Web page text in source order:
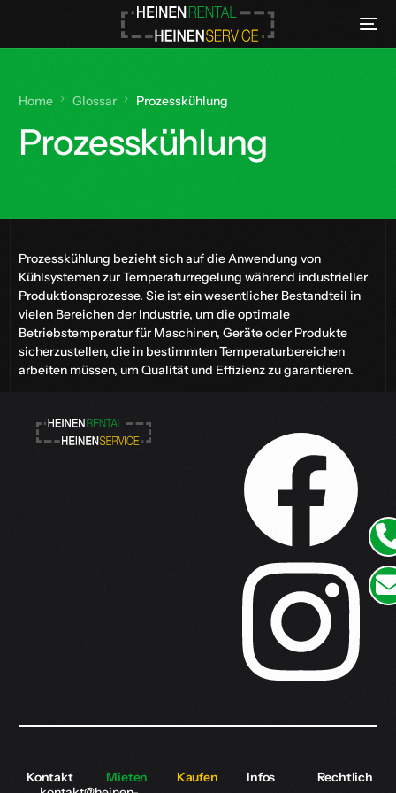
Home Glossar Prozesskühlung
Prozesskühlung
Prozesskühlung bezieht sich auf die Anwendung von
Kühlsystemen zur Temperaturregelung während industrieller
Produktionsprozesse. Sie ist ein wesentlicher Bestandteil in
vielen Bereichen der Industrie, um die optimale
Betriebstemperatur für Maschinen, Geräte oder Produkte
sicherzustellen, die in bestimmten Temperaturbereichen
arbeiten müssen, um Qualität und Effizienz zu garantieren.
Kontakt
Mieten Kaufen Infos Rechtlich